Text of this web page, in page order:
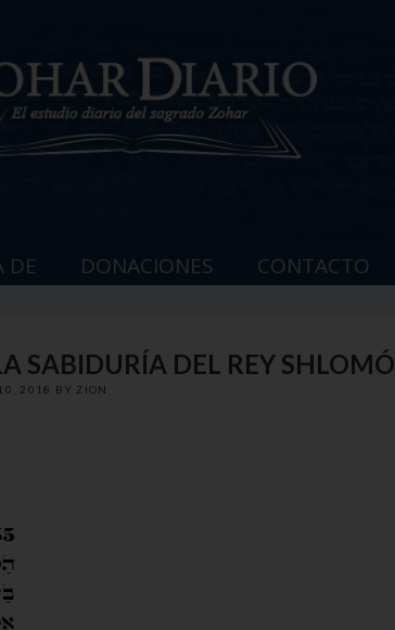
DE DONACIONES CONTACTO
SABIDURÍA DEL REY SHLOMÓ
2018 BY ZION